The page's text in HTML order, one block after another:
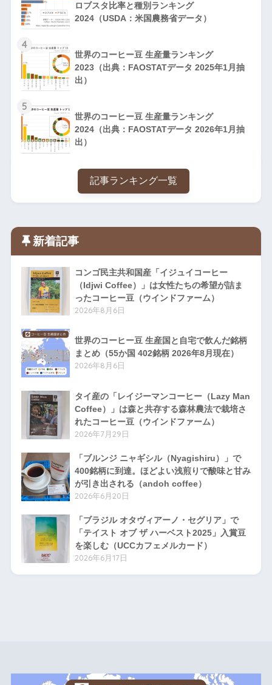
ロブスタ比率と種別ランキング
2024（USDA：米国農務省データ）
4
世界のコーヒー豆 生産量ランキング
2023（出典：FAOSTATデータ 2025年1月抽
出）
5
世界のコーヒー豆 生産量ランキング
2024（出典：FAOSTATデータ 2026年1月抽
出）
記事ランキング一覧
新着記事
コンゴ民主共和国産「イジュイコーヒー
（Idjwi Coffee）」は女性たちの希望が詰ま
ったコーヒー豆（ウインドファーム）
2026年8月6日
世界のコーヒー豆 生産国と自宅で飲んだ銘柄
まとめ（55か国 402銘柄 2026年8月現在）
2026年8月6日
タイ産の「レイジーマンコーヒー（Lazy Man
Coffee）」は森と共存する森林農法で栽培さ
れたコーヒー豆（ウインドファーム）
2026年7月29日
「ブルンジ ニャギシル（Nyagishiru）」で
400銘柄に到達。ほどよい浅煎りで酸味と甘み
が引き出される（andoh coffee）
2026年6月20日
「ブラジル オタヴィアーノ・セグリア」で
「テイスト オブ ザ ハーベスト2025」入賞豆
を楽しむ（UCCカフェメルカード）
2026年6月17日